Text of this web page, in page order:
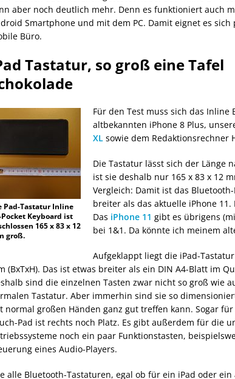
aber noch deutlich mehr. Denn es funktioniert auch
Smartphone und mit dem PC. Damit eignet es sich
Büro.
Tastatur, so groß eine Tafel
Pad-Tastatur Inline
Pocket Keyboard ist
165 x 83 x 12
groß.
Für den Test muss sich das Inline
altbekannten iPhone 8 Plus,
XL sowie dem Redaktionsrechner
Die Tastatur lässt sich der Länge
ist sie deshalb nur 165 x 83 x 12
Vergleich: Damit ist das
breiter als das aktuelle iPhone
Das iPhone 11 gibt es übrigens
bei 1&1. Da könnte ich meinem
Aufgeklappt liegt die iPad-
(BxTxH). Das ist etwas breiter als ein DIN A4-Blatt im
sind die einzelnen Tasten zwar nicht so groß wie
Tastatur. Aber immerhin sind sie so
normal großen Händen ganz gut treffen kann. Sogar
Pad ist rechts noch Platz. Es gibt außerdem für die
noch ein paar Funktionstasten,
eines Audio-Players.
alle Bluetooth-Tastaturen, egal ob für ein iPad oder ein